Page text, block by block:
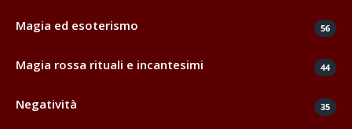
Magia ed esoterismo 56
Magia rossa rituali e incantesimi 44
Negatività 35